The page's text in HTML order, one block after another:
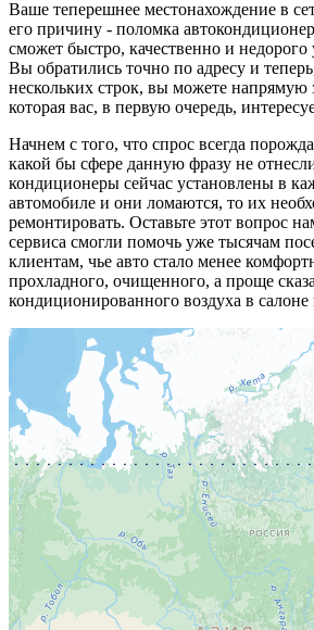
Ваше теперешнее местонахождение в
его причину - поломка
сможет быстро, качественно и недорого
Вы обратились точно по адресу и
нескольких строк, вы можете напрямую
которая вас, в первую очередь,
Начнем с того, что спрос всегда
какой бы сфере данную фразу не
кондиционеры сейчас установлены в
автомобиле и они ломаются, то их
ремонтировать. Оставьте этот вопрос
сервиса смогли помочь уже тысячам
клиентам, чье авто стало менее
прохладного, очищенного, а проще
кондиционированного воздуха в